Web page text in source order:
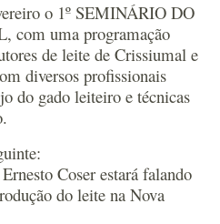
o 1º SEMINÁRIO DO
com uma programação
de leite de Crissiumal e
diversos profissionais
do gado leiteiro e técnicas
Coser estará falando
do leite na Nova